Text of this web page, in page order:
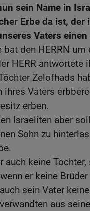
sein Name in
Erbe da ist, der
Vaters
bat den HERRN um
HERR antwortete
Zelofhads
ihres Vaters
erben.
Israeliten aber
Sohn zu
auch keine
er keine
sein Vater
aus